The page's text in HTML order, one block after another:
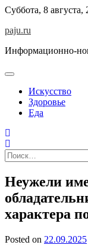
Skip
content
Суббота, 8 августа,
paju.ru
Информационно-
Искусство
Здоровье
Еда
Найти:
Неужели
характера
Posted on 22.09.2025